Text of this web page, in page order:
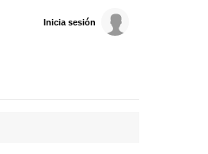
Inicia sesión